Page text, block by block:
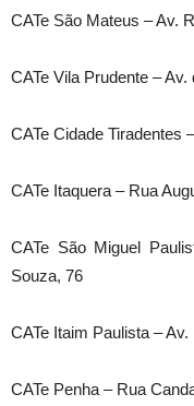
CATe São Mateus – Av.
CATe Vila Prudente –
CATe Cidade Tiradentes
CATe Itaquera – Rua
CATe São Miguel
Souza, 76
CATe Itaim Paulista –
CATe Penha – Rua